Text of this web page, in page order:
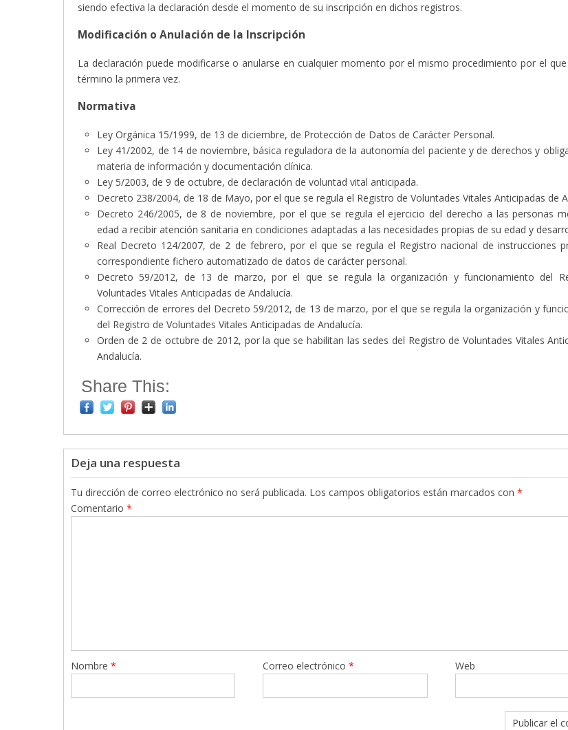
siendo efectiva la declaración desde el momento de su inscripción en dichos registros.
Modificación o Anulación de la Inscripción
La declaración puede modificarse o anularse en cualquier momento por el mismo procedimiento por el
término la primera vez.
Normativa
Ley Orgánica 15/1999, de 13 de diciembre, de Protección de Datos de Carácter Personal.
Ley 41/2002, de 14 de noviembre, básica reguladora de la autonomía del paciente y de derechos y
materia de información y documentación clínica.
Ley 5/2003, de 9 de octubre, de declaración de voluntad vital anticipada.
Decreto 238/2004, de 18 de Mayo, por el que se regula el Registro de Voluntades Vitales Anticipadas de
Decreto 246/2005, de 8 de noviembre, por el que se regula el ejercicio del derecho a las personas
edad a recibir atención sanitaria en condiciones adaptadas a las necesidades propias de su edad y
Real Decreto 124/2007, de 2 de febrero, por el que se regula el Registro nacional de instrucciones
correspondiente fichero automatizado de datos de carácter personal.
Decreto 59/2012, de 13 de marzo, por el que se regula la organización y funcionamiento del
Voluntades Vitales Anticipadas de Andalucía.
Corrección de errores del Decreto 59/2012, de 13 de marzo, por el que se regula la organización y
del Registro de Voluntades Vitales Anticipadas de Andalucía.
Orden de 2 de octubre de 2012, por la que se habilitan las sedes del Registro de Voluntades Vitales
Andalucía.
Share This:
Deja una respuesta
Tu dirección de correo electrónico no será publicada. Los campos obligatorios están marcados con *
Comentario *
Nombre * Correo electrónico* Web